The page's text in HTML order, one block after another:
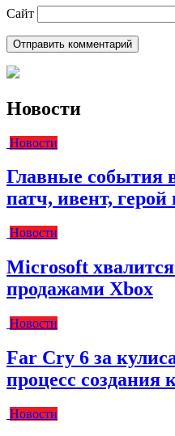
Сайт
Новости
Новости
Главные события
патч, ивент,
Новости
Microsoft
продажами Xbox
Новости
Far Cry 6 за
процесс создания
Новости